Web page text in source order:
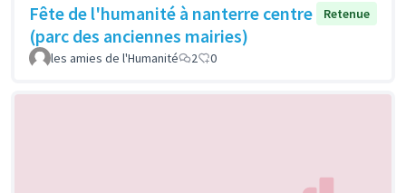
Fête de l'humanité à nanterre centre
(parc des anciennes mairies)
Retenue
les amies de l'Humanité 2 0